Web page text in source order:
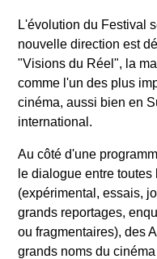
L'évolution du Festival
nouvelle direction est
"Visions du Réel", la
comme l'un des plus
cinéma, aussi bien en
international.
Au côté d'une
le dialogue entre
(expérimental, essais,
grands reportages,
ou fragmentaires), des
grands noms du